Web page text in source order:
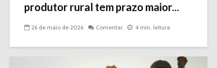
produtor rural tem prazo maior...
26 de maio de 2026 Comentar 4 min. leitura